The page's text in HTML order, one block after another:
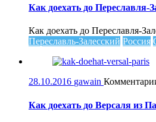
Как доехать до Переславля-
Как доехать до Переславля-
Переславль-Залесский Россия
28.10.2016 gawain
Как доехать до Версаля из